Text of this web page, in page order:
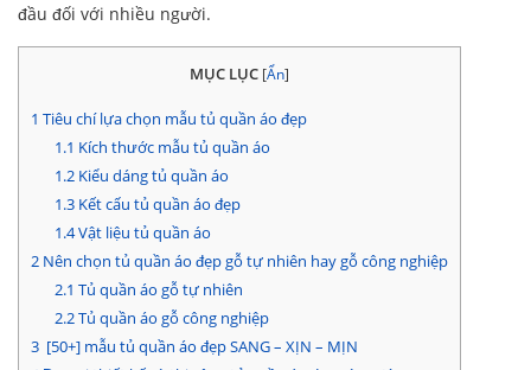
đầu đối với nhiều người.
MỤC LỤC [Ẩn]
1 Tiêu chí lựa chọn mẫu tủ quần áo đẹp
1.1 Kích thước mẫu tủ quần áo
1.2Kiểu dáng tủ quần áo
1.3Kết cấu tủ quần áo đẹp
1.4Vật liệu tủ quần áo
2 Nên chọn tủ quần áo đẹp gỗ tự nhiên hay gỗ công nghiệp
2.1 Tủ quần áo gỗ tự nhiên
2.2Tủ quần áo gỗ công nghiệp
3 [50+] mẫu tủ quần áo đẹp SANG – XỊN – MỊN